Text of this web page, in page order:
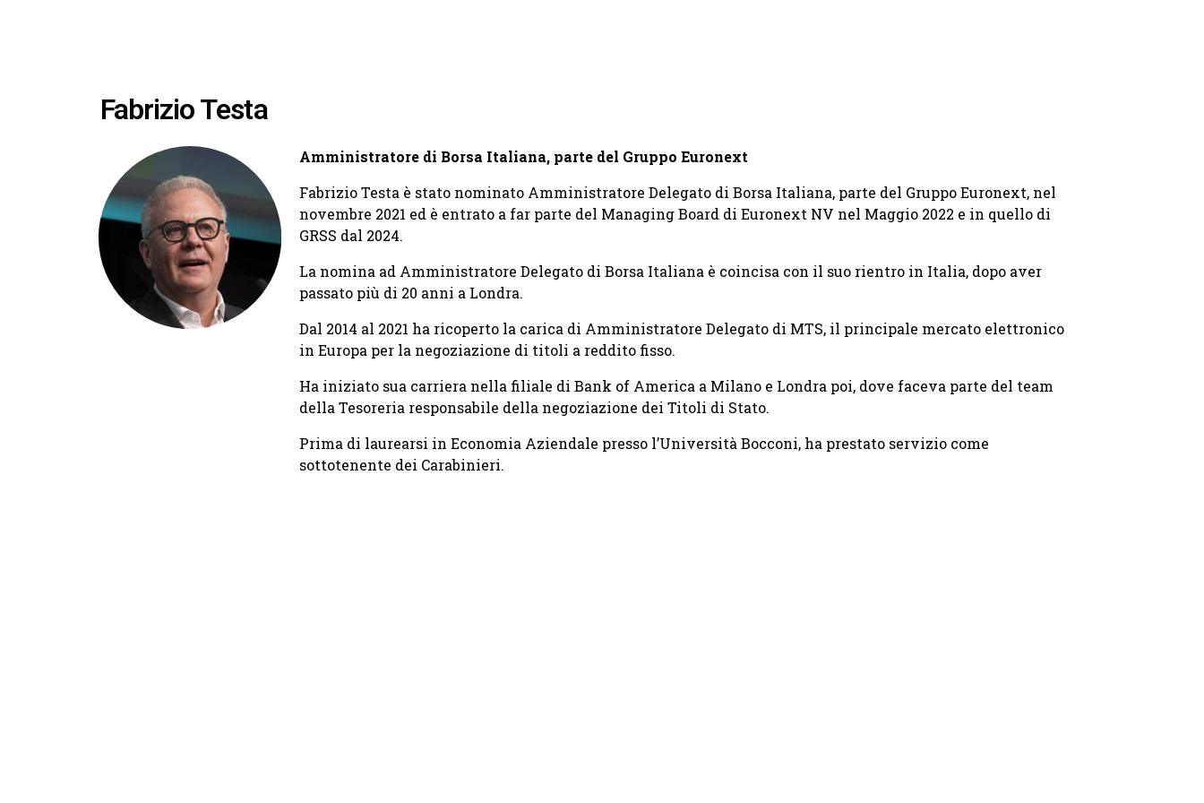
Fabrizio Testa
Amministratore di Borsa Italiana, parte del Gruppo Euronext
Fabrizio Testa è stato nominato Amministratore Delegato di Borsa Italiana, parte del Gruppo Euronext, nel
novembre 2021 ed è entrato a far parte del Managing Board di Euronext NV nel Maggio 2022 e in quello di
GRSS dal 2024.
La nomina ad Amministratore Delegato di Borsa Italiana è coincisa con il suo rientro in Italia, dopo aver
passato più di 20 anni a Londra.
Dal 2014 al 2021 ha ricoperto la carica di Amministratore Delegato di MTS, il principale mercato elettronico
in Europa per la negoziazione di titoli a reddito fisso.
Ha iniziato sua carriera nella filiale di Bank of America a Milano e Londra poi, dove faceva parte del team
della Tesoreria responsabile della negoziazione dei Titoli di Stato.
Prima di laurearsi in Economia Aziendale presso l’Università Bocconi, ha prestato servizio come
sottotenente dei Carabinieri.